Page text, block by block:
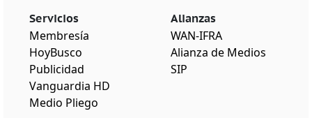
Servicios
Membresía
HoyBusco
Publicidad
Vanguardia HD
Medio Pliego
Alianzas
WAN-IFRA
Alianza de Medios
SIP